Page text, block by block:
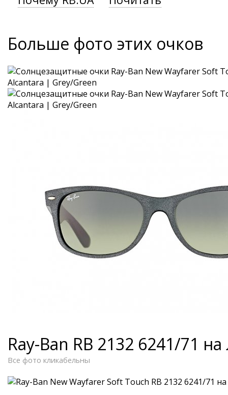
Больше фото этих очков
Ray-Ban RB 2132 6241/71
Все фото кликабельны